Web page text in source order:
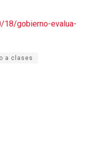
18/gobierno-evalua-
a clases